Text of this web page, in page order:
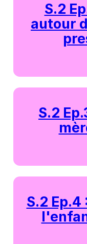
S.2
autour
S.2
S.2 Ep.4